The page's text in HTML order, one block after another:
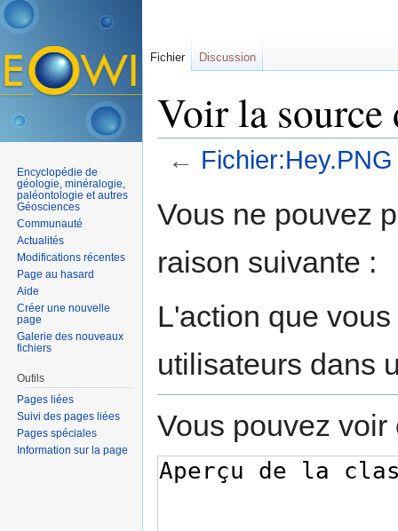
Voir la source
← Fichier:Hey.PNG
Vous ne pouvez
raison suivante :
L'action que
utilisateurs dans
Vous pouvez
Fichier Discussion
Encyclopédie de
géologie, minéralogie,
paléontologie et autres
Géosciences
Communauté
Actualités
Modifications récentes
Page au hasard
Aide
Créer une nouvelle
page
Galerie des nouveaux
fichiers
Outils
Pages liées
Suivi des pages liées
Pages spéciales
Information sur la page